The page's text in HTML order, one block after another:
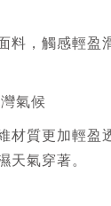
料，觸感輕盈
氣候
材質更加輕盈
天氣穿著。